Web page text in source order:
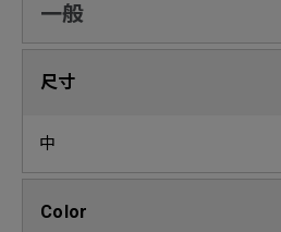
一般
尺寸
中
Color